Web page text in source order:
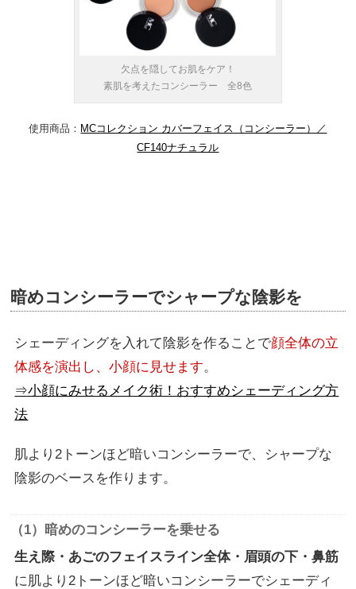
欠点を隠してお肌をケア！
素肌を考えたコンシーラー 全8色
使用商品： MCコレクション カバーフェイス（コンシーラー）／
CF140ナチュラル
暗めコンシーラーでシャープな陰影を
シェーディングを入れて陰影を作ることで顔全体の立
体感を演出し、小顔に見せます。
⇒小顔にみせるメイク術！おすすめシェーディング方
法
肌より2トーンほど暗いコンシーラーで、シャープな
陰影のベースを作ります。
（1）暗めのコンシーラーを乗せる
生え際・あごのフェイスライン全体・眉頭の下・鼻筋
に肌より2トーンほど暗いコンシーラーでシェーディ